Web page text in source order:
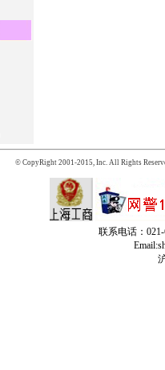
© CopyRight 2001-2015, Inc. All Rights
联系电话：021-